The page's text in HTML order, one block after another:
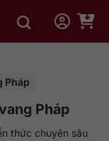
Pháp
Pháp
thức chuyên sâu